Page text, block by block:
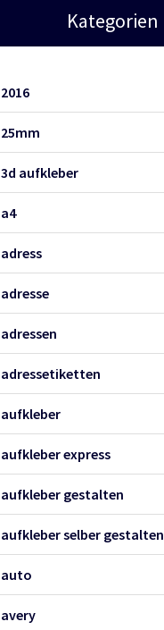
Kategorien
2016
25mm
3d aufkleber
a4
adress
adresse
adressen
adressetiketten
aufkleber
aufkleber express
aufkleber gestalten
aufkleber selber gestalten
auto
avery